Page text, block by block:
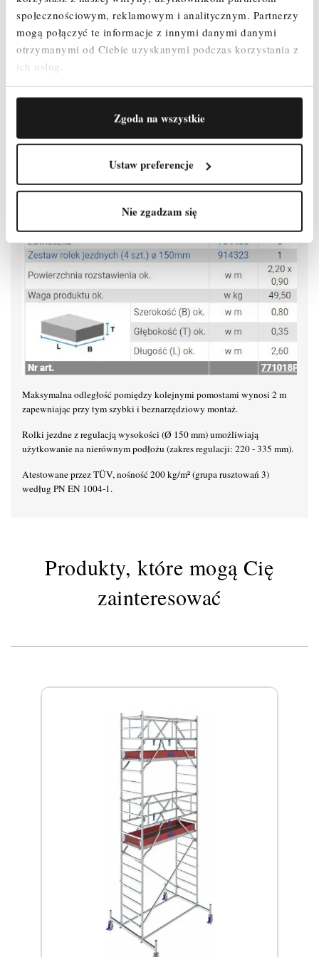
społecznościowym, reklamowym i analitycznym. Partnerzy
mogą połączyć te informacje z innymi danymi danymi
otrzymanymi od Ciebie uzyskanymi podczas korzystania z
ich usług.
Zgoda na wszystkie
Ustaw preferencje
Nie zgadzam się
Maksymalna odległość pomiędzy kolejnymi pomostami wynosi 2 m
zapewniając przy tym szybki i beznarzędziowy montaż.
Rolki jezdne z regulacją wysokości (Ø 150 mm) umożliwiają
użytkowanie na nierównym podłożu (zakres regulacji: 220 - 335 mm).
Atestowane przez TÜV, nośność 200 kg/m² (grupa rusztowań 3)
według PN EN 1004-1.
Produkty, które mogą Cię
zainteresować